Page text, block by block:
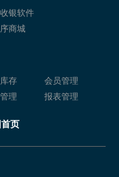
服装行业会员管理软件
银软件
商城
存
会员管理
理 报表管理
页